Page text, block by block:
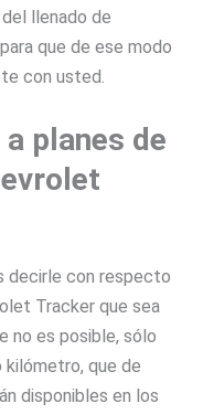
llenado de
que de ese modo
con usted.
planes de
decirle con respecto
Tracker que sea
no es posible, sólo
kilómetro, que de
disponibles en los